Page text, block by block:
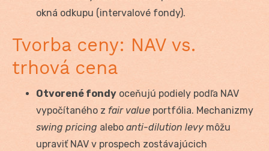
okná odkupu (intervalové fondy).
Tvorba ceny: NAV vs.
trhová cena
Otvorené fondy oceňujú podiely podľa NAV
vypočítaného z fair value portfólia. Mechanizmy
swing pricing alebo anti-dilution levy môžu
upraviť NAV v prospech zostávajúcich